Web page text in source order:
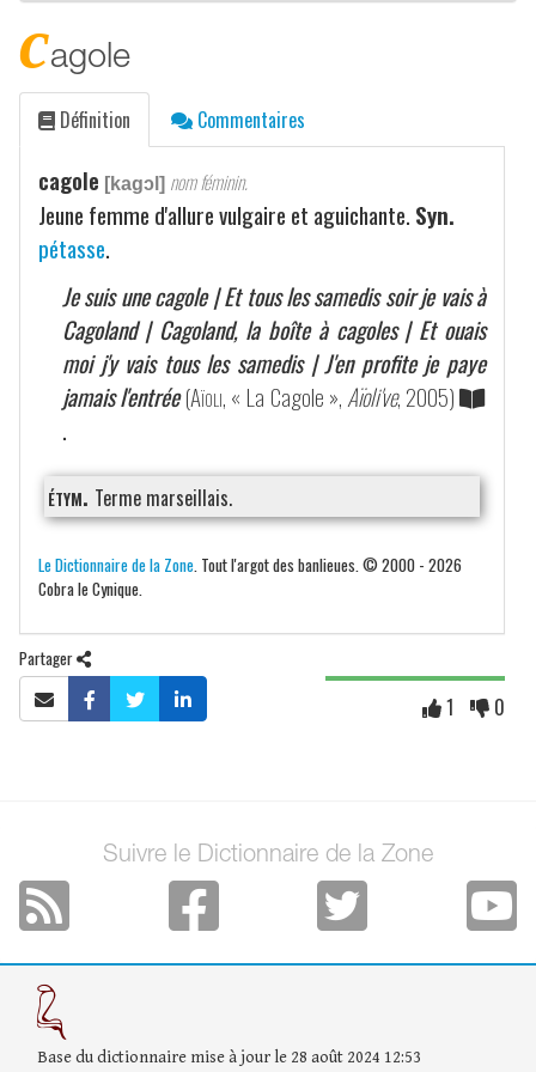
cagole
Définition Commentaires
cagole [kagɔl] nom féminin.
Jeune femme d'allure vulgaire et aguichante. Syn.
pétasse.
Je suis une cagole | Et tous les samedis soir je vais à
Cagoland | Cagoland, la boîte à cagoles | Et ouais
moi j'y vais tous les samedis | J'en profite je paye
jamais l'entrée (Aïoli, « La Cagole », Aïoli've, 2005)
.
étym. Terme marseillais.
Le Dictionnaire de la Zone . Tout l'argot des banlieues. © 2000 - 2026
Cobra le Cynique.
Partager
1 0
Suivre le Dictionnaire de la Zone
Base du dictionnaire mise à jour le 28 août 2024 12:53